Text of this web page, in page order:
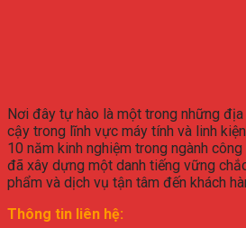
Nơi đây tự hào là một trong những
cậy trong lĩnh vực máy tính và linh
10 năm kinh nghiệm trong ngành
đã xây dựng một danh tiếng vững
phẩm và dịch vụ tận tâm đến khách
Thông tin liên hệ: